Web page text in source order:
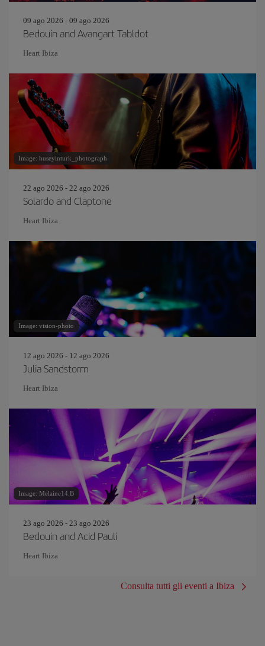
09 ago 2026 - 09 ago 2026
Bedouin and Avangart Tabldot
Heart Ibiza
Image: huseyinturk_photograph
22 ago 2026 - 22 ago 2026
Solardo and Claptone
Heart Ibiza
Image: vision-photo
12 ago 2026 - 12 ago 2026
Julia Sandstorm
Heart Ibiza
Image: Melaine14.B
23 ago 2026 - 23 ago 2026
Bedouin and Acid Pauli
Heart Ibiza
Consulta tutti gli eventi a Ibiza